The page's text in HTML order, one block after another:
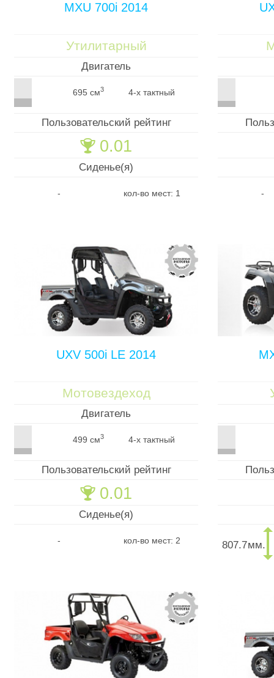
MXU 700i 2014
Утилитарный
Двигатель
695 см3 4-х тактный
Пользовательский рейтинг
🏆 0.01
Сиденье(я)
- кол-во мест: 1 -
UXV 500i LE 2014
Мотовездеход
Двигатель
499 см3 4-х тактный
Пользовательский рейтинг
🏆 0.01
Сиденье(я)
- кол-во мест: 2 807.7мм.